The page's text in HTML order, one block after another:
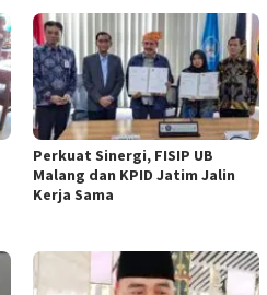
Perkuat Sinergi, FISIP UB
Malang dan KPID Jatim Jalin
Kerja Sama